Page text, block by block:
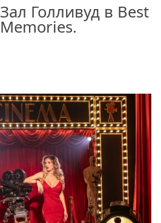
Зал Голливуд в Best
Memories.